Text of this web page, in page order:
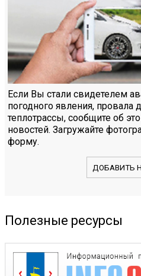
Если Вы стали свидетелем
погодного явления, провала
теплотрассы, сообщите об
новостей. Загружайте
форму.
ДОБАВИТЬ
Полезные ресурсы